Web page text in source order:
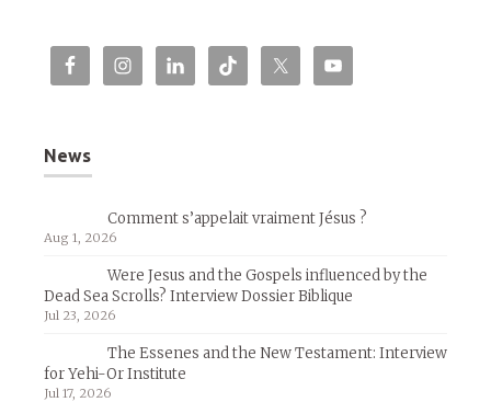
News
Comment s’appelait vraiment Jésus ?
Aug 1, 2026
Were Jesus and the Gospels influenced by the
Dead Sea Scrolls? Interview Dossier Biblique
Jul 23, 2026
The Essenes and the New Testament: Interview
for Yehi-Or Institute
Jul 17, 2026